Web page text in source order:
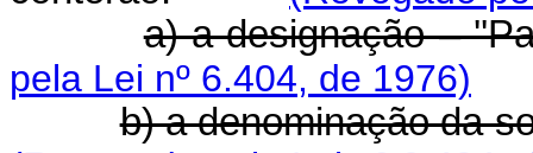
a) a designação –
pela Lei nº 6.404, de 1976)
b) a denominação da